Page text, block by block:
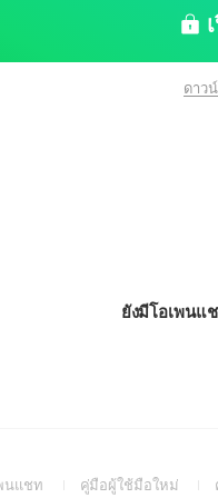
ดาว
ยังมีโอเพนแ
นแชท
(Openคู่มือผู้ใช้มือใหม่